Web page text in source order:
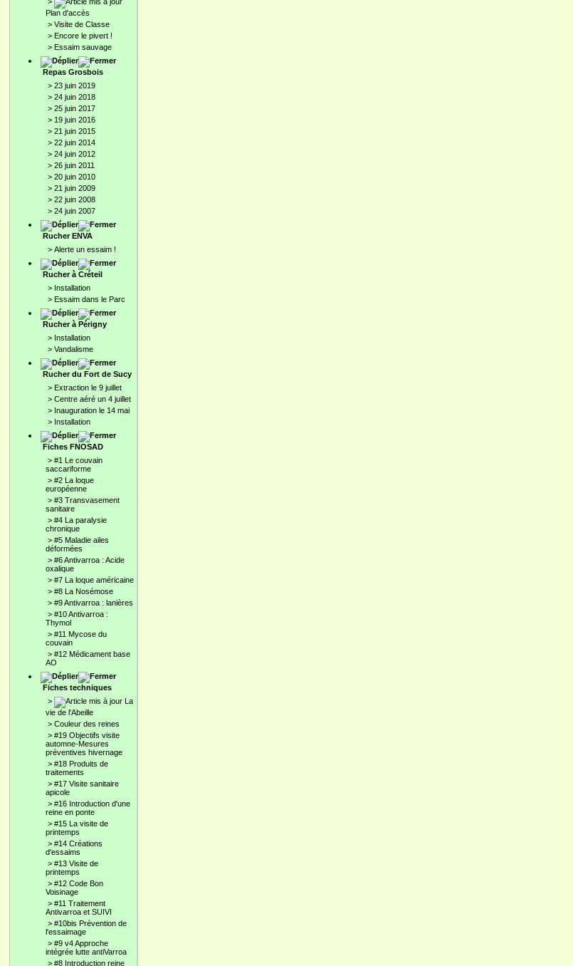
Plan d'accès
> Visite de Classe
> Encore le pivert !
> Essaim sauvage
Repas Grosbois
> 23 juin 2019
> 24 juin 2018
> 25 juin 2017
> 19 juin 2016
> 21 juin 2015
> 22 juin 2014
> 24 juin 2012
> 26 juin 2011
> 20 juin 2010
> 21 juin 2009
> 22 juin 2008
> 24 juin 2007
Rucher ENVA
> Alerte un essaim !
Rucher à Créteil
> Installation
> Essaim dans le Parc
Rucher à Périgny
> Installation
> Vandalisme
Rucher du Fort de Sucy
> Extraction le 9 juillet
> Centre aéré un 4 juillet
> Inauguration le 14 mai
> Installation
Fiches FNOSAD
> #1 Le couvain
saccariforme
> #2 La loque
européenne
> #3 Transvasement
sanitaire
> #4 La paralysie
chronique
> #5 Maladie ailes
déformées
> #6 Antivarroa : Acide
oxalique
> #7 La loque américaine
> #8 La Nosémose
> #9 Antivarroa : lanières
> #10 Antivarroa :
Thymol
> #11 Mycose du
couvain
> #12 Médicament base
AO
Fiches techniques
>
La
vie de l'Abeille
> Couleur des reines
> #19 Objectifs visite
automne-Mesures
préventives hivernage
> #18 Produits de
traitements
> #17 Visite sanitaire
apicole
> #16 Introduction d'une
reine en ponte
> #15 La visite de
printemps
> #14 Créations
d'essaims
> #13 Visite de
printemps
> #12 Code Bon
Voisinage
> #11 Traitement
Antivarroa et SUIVI
> #10bis Prévention de
l'essaimage
> #9 v4 Approche
intégrée lutte antiVarroa
> #8 Introduction reine